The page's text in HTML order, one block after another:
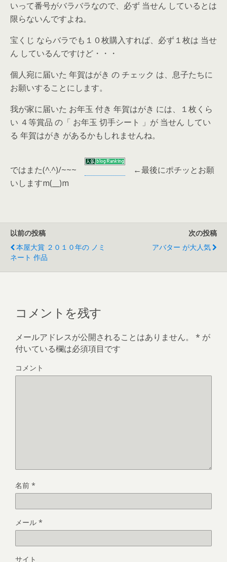
いって番号がバラバラなので、必ず 当せん しているとは
限らないんですよね。
宝くじ ならバラでも１０枚購入すれば、必ず１枚は 当せ
ん しているんですけど・・・
個人宛に届いた 年賀はがき の チェック は、息子たちに
お願いすることにします。
我が家に届いた お年玉 付き 年賀はがき には、１枚くら
い ４等賞品 の「 お年玉 切手シート 」が 当せん してい
る 年賀はがき があるかもしれませんね。
ではまた(^.^)/~~~ ←最後にポチッとお願
いしますm(__)m
以前の投稿
本屋大賞 ２０１０年の ノミ
ネート 作品
次の投稿
アバター が大人気
コメントを残す
メールアドレスが公開されることはありません。 * が
付いている欄は必須項目です
コメント
名前 *
メール *
サイト